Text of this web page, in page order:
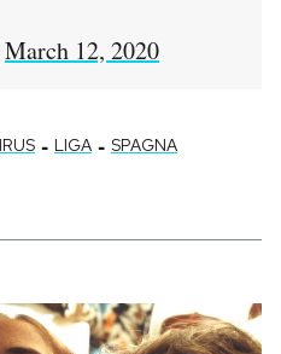
March 12, 2020
- LIGA - SPAGNA